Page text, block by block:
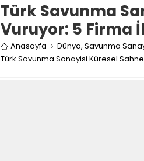
Türk Savunma
Vuruyor: 5 Firma
Anasayfa Dünya, Savunma
Türk Savunma Sanayisi Küresel